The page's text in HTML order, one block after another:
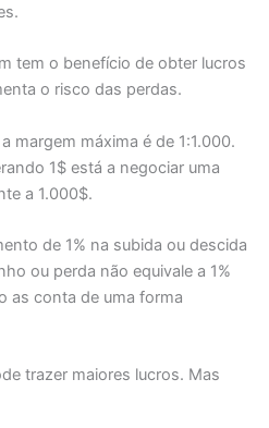
tem o benefício de obter lucros
o risco das perdas.
margem máxima é de 1:1.000.
1$ está a negociar uma
a 1.000$.
de 1% na subida ou descida
ou perda não equivale a 1%
as conta de uma forma
trazer maiores lucros. Mas